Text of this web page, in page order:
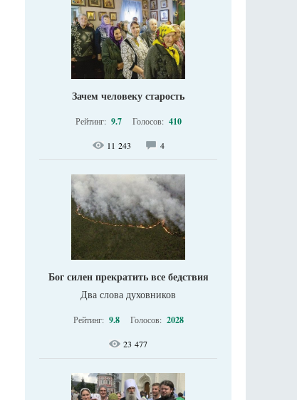
Зачем человеку старость
Рейтинг: 9.7 Голосов: 410
11 243 4
Бог силен прекратить все бедствия
Два слова духовников
Рейтинг: 9.8 Голосов: 2028
23 477